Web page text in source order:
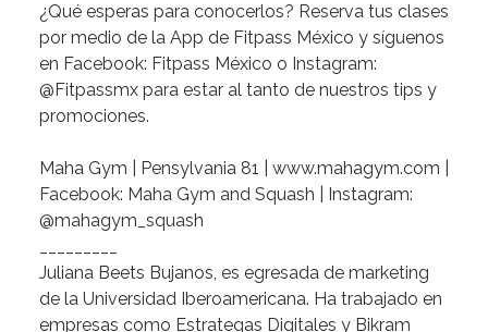
¿Qué esperas para conocerlos? Reserva tus clases
por medio de la App de Fitpass México y síguenos
en Facebook: Fitpass México o Instagram:
@Fitpassmx para estar al tanto de nuestros tips y
promociones.
Maha Gym | Pensylvania 81 | www.mahagym.com
Facebook: Maha Gym and Squash | Instagram:
@mahagym_squash
Juliana Beets Bujanos, es egresada de marketing
de la Universidad Iberoamericana. Ha trabajado en
empresas como Estrategas Digitales y Bikram